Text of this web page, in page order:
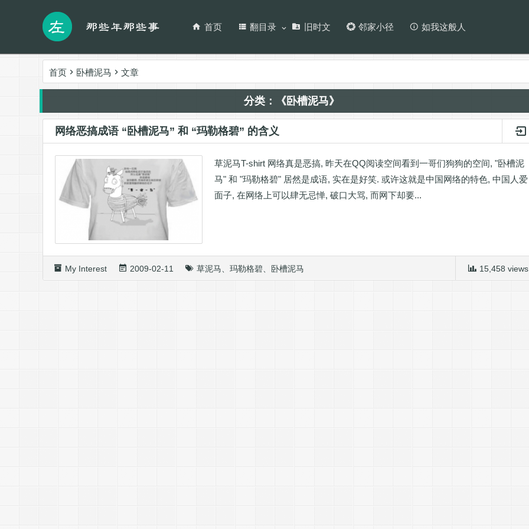
首页 翻目录 旧时文 邻家小径 如我这般人
首页 卧槽泥马 文章
分类：《卧槽泥马》
网络恶搞成语 “卧槽泥马” 和 “玛勒格碧” 的含义
草泥马T-shirt 网络真是恶搞, 昨天在QQ阅读空间看到一哥们狗狗的空间, "卧槽泥
马" 和 "玛勒格碧" 居然是成语, 实在是好笑. 或许这就是中国网络的特色, 中国人爱
面子, 在网络上可以肆无忌惮, 破口大骂, 而网下却要...
15,458 views
My Interest 2009-02-11 草泥马 玛勒格碧 卧槽泥马